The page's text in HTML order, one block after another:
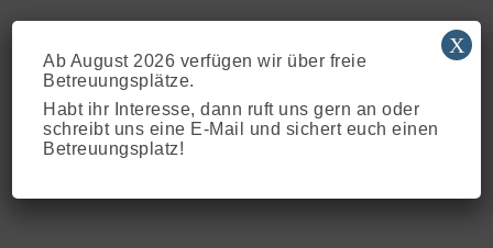
Ab August 2026 verfügen wir über freie
Betreuungsplätze.
Habt ihr Interesse, dann ruft uns gern an oder
schreibt uns eine E-Mail und sichert euch einen
Betreuungsplatz!
X